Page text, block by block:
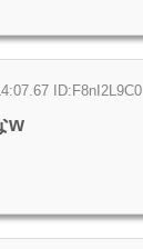
ID:F8nI2L9C0
w